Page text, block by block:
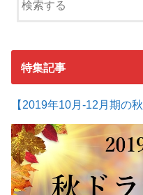
特集記事
【2019年10月-12月期の